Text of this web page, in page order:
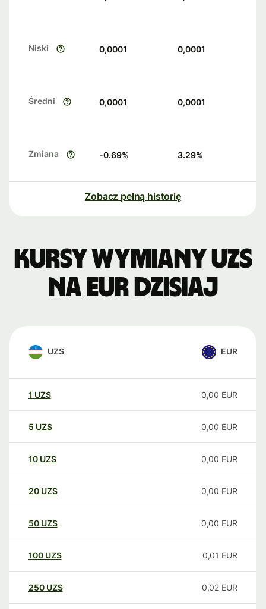
Niski 0,0001 0,0001
Średni 0,0001 0,0001
Zmiana -0.69% 3.29%
Zobacz pełną historię
Kursy wymiany UZS
na EUR dzisiaj
UZS EUR
1 UZS 0,00 EUR
5 UZS 0,00 EUR
10 UZS 0,00 EUR
20 UZS 0,00 EUR
50 UZS 0,00 EUR
100 UZS 0,01 EUR
250 UZS 0,02 EUR